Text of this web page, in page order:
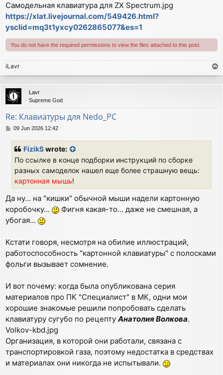
Самодельная клавиатура для ZX Spectrum.jpg
https://xlat.livejournal.com/549426.html?
ysclid=mq3t1yxcy0262865077&es=1
You do not have the required permissions to view the files attached to this post.
iLavr
o
p
Lavr
Supreme God
Re: Клавиатуры для Nedo_PC
P09 Jun 2026 12:42
FizikSwrote:
По ссылке в конце подборки инструкций по сборке
разных самоделок нашел еще более страшную вещь:
картонная мышь!
Да ну... на "кишки" обычной мыши надели картонную
коробочку...
Фигня какая-то... даже не смешная, а
убогая...
Кстати говоря, несмотря на обилие иллюстраций,
работоспособность "картонной клавиатуры" с полосками
фольги вызывает сомнение.
И вот почему: когда была опубликована серия
материалов про ПК "Специалист" в МК, одни мои
хорошие знакомые решили попробовать сделать
клавиатуру сугубо по рецепту Анатолия Волкова.
Volkov-kbd.jpg
Организация, в которой они работали, связана с
транспортировкой газа, поэтому недостатка в средствах
и материалах они никогда не испытывали.